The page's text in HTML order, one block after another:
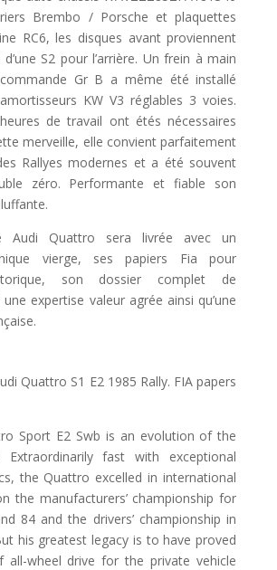
Brembo / Porsche et plaquettes
RC6, les disques avant proviennent
d’une S2 pour l’arrière. Un frein à main
Gr B a même été installé
KW V3 réglables 3 voies.
de travail ont étés nécessaires
merveille, elle convient parfaitement
Rallyes modernes et a été souvent
zéro. Performante et fiable son
Audi Quattro sera livrée avec un
vierge, ses papiers Fia pour
son dossier complet de
expertise valeur agrée ainsi qu’une
Quattro S1 E2 1985 Rally. FIA papers
Sport E2 Swb is an evolution of the
Extraordinarily fast with exceptional
the Quattro excelled in international
the manufacturers’ championship for
84 and the drivers’ championship in
his greatest legacy is to have proved
all-wheel drive for the private vehicle